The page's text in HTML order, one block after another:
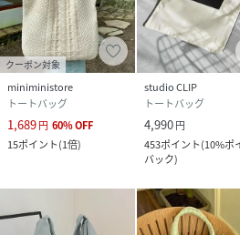
クーポン対象
miniministore
トートバッグ
1,689円 60%OFF
15ポイント(1倍)
studio CLIP
トートバッグ
4,990円
453ポイント(10%ポ
バック)